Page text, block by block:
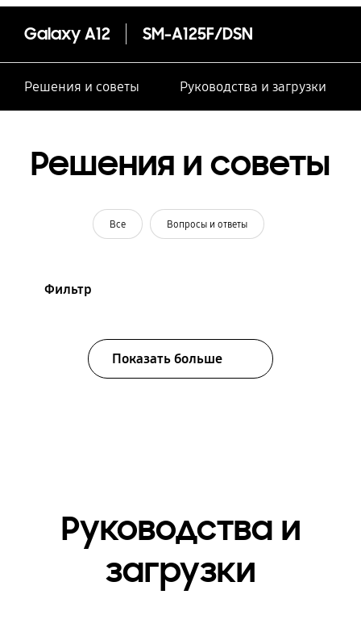
Galaxy A12 SM-A125F/DSN
Решения и советы Руководства и загрузки
Решения и советы
Все Вопросы и ответы
Фильтр
Показать больше
Руководства и
загрузки